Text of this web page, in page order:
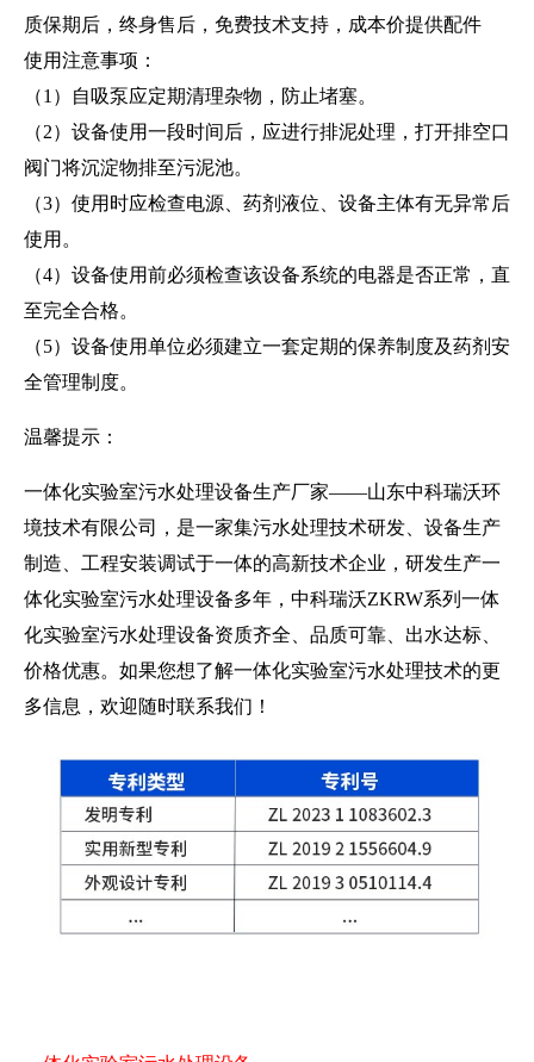
质保期后，终身售后，免费技术支持，成本价提供配件
使用注意事项：
（1）自吸泵应定期清理杂物，防止堵塞。
（2）设备使用一段时间后，应进行排泥处理，打开排空口
阀门将沉淀物排至污泥池。
（3）使用时应检查电源、药剂液位、设备主体有无异常后
使用。
（4）设备使用前必须检查该设备系统的电器是否正常，直
至完全合格。
（5）设备使用单位必须建立一套定期的保养制度及药剂安
全管理制度。
温馨提示：
一体化实验室污水处理设备生产厂家——山东中科瑞沃环
境技术有限公司，是一家集污水处理技术研发、设备生产
制造、工程安装调试于一体的高新技术企业，研发生产一
体化实验室污水处理设备多年，中科瑞沃ZKRW系列一体
化实验室污水处理设备资质齐全、品质可靠、出水达标、
价格优惠。如果您想了解一体化实验室污水处理技术的更
多信息，欢迎随时联系我们！